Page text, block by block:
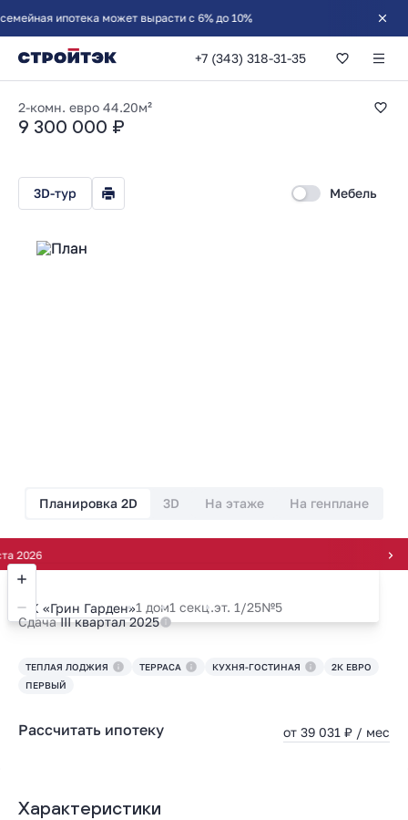
ипотека может вырасти с 6% до 10%
+7 (343) 318-31-35
1-комнатная
2-комн. евро 44.20м²
9 300 000 ₽
3D-тур Мебель
Планировка 2D 3D На этаже На генплане
ЖК «Грин Гарден»1 дом1 секц.эт. 1/25№5
СдачаIII квартал 2025
ТЕПЛАЯ ЛОДЖИЯ ТЕРРАСА КУХНЯ-ГОСТИНАЯ
2К ЕВРО
ПЕРВЫЙ
Рассчитать ипотеку от 39 031 ₽ / мес
Характеристики